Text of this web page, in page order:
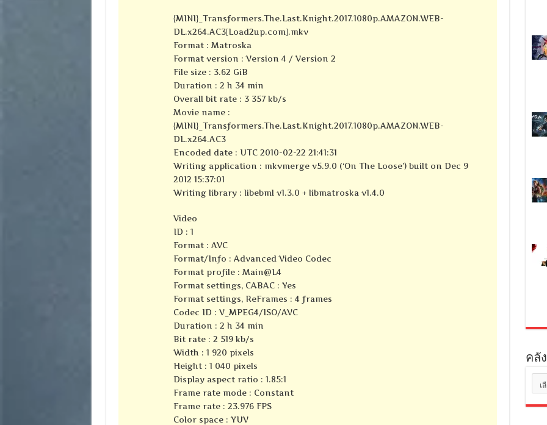
{MINI}_Transformers.The.Last.Knight.2017.1080p.AMAZON.WEB-
DL.x264.AC3[Load2up.com].mkv
Format : Matroska
Format version : Version 4 / Version 2
File size : 3.62 GiB
Duration : 2 h 34 min
Overall bit rate : 3 357 kb/s
Movie name :
{MINI}_Transformers.The.Last.Knight.2017.1080p.AMAZON.WEB-
DL.x264.AC3
Encoded date : UTC 2010-02-22 21:41:31
Writing application : mkvmerge v5.9.0 (‘On The Loose’) built on Dec 9
2012 15:37:01
Writing library : libebml v1.3.0 + libmatroska v1.4.0
Video
ID : 1
Format : AVC
Format/Info : Advanced Video Codec
Format profile : Main@L4
Format settings, CABAC : Yes
Format settings, ReFrames : 4 frames
Codec ID : V_MPEG4/ISO/AVC
Duration : 2 h 34 min
Bit rate : 2 519 kb/s
Width : 1 920 pixels
Height : 1 040 pixels
Display aspect ratio : 1.85:1
Frame rate mode : Constant
Frame rate : 23.976 FPS
Color space : YUV
คลั
เก็บ